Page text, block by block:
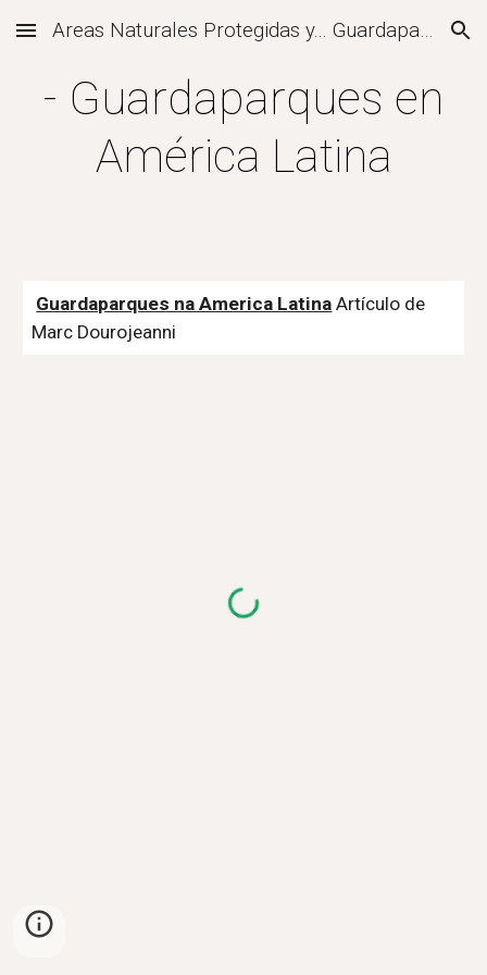
Skip to main content Skip to navigation
Areas Naturales Protegidas y... Guardaparques
- Guardaparques en
América Latina
Guardaparques na America Latina Artículo de
Marc Dourojeanni